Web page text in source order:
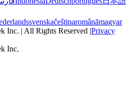
svenskačeštinaromânămagyar
Inc. | All Rights Reserved |Privacy
Inc.